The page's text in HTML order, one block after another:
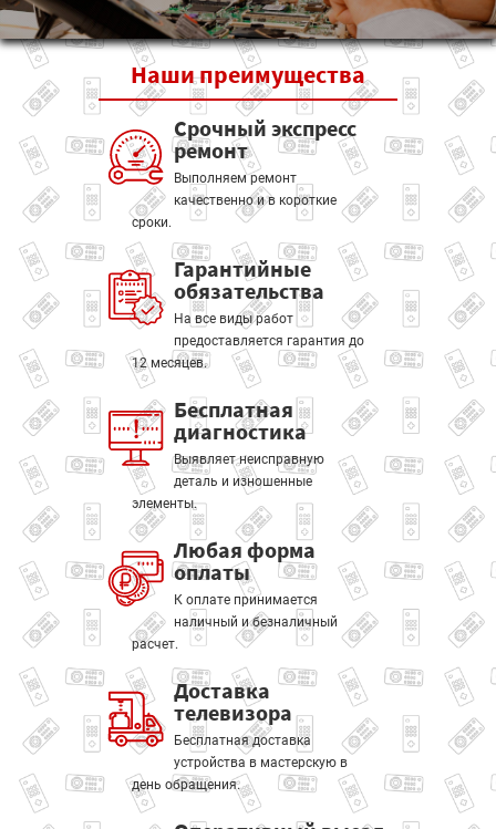
Нашипреимущества
Срочный экспресс
ремонт
Выполняем ремонт
качественно и в короткие
сроки.
Гарантийные
обязательства
На все виды работ
предоставляется гарантия до
12 месяцев.
Бесплатная
диагностика
Выявляет неисправную
деталь и изношенные
элементы.
Любая форма
оплаты
К оплате принимается
наличный и безналичный
расчет.
Доставка
телевизора
Бесплатная доставка
устройства в мастерскую в
день обращения.